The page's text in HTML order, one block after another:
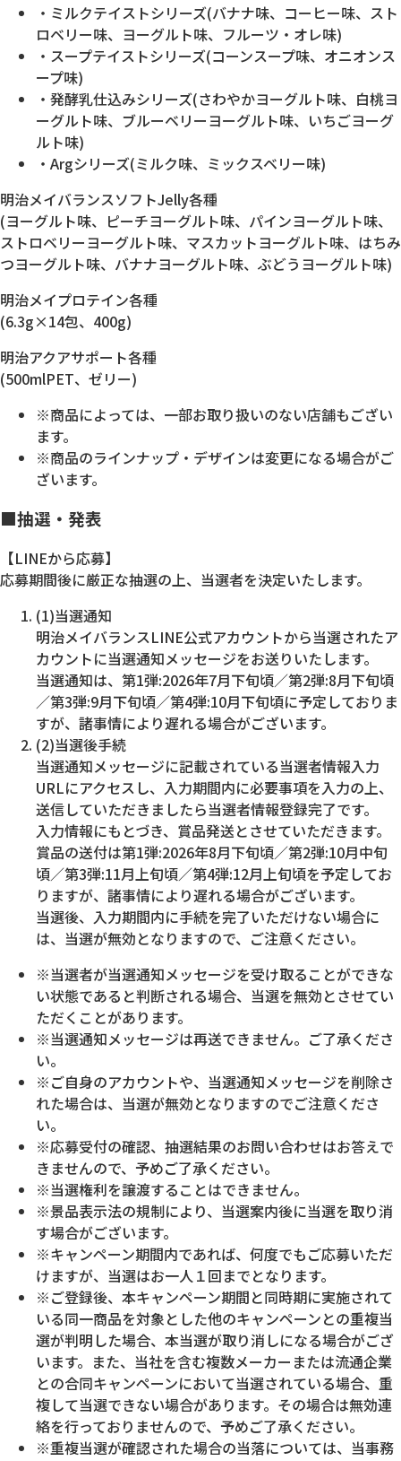
・ミルクテイストシリーズ(バナナ味、コーヒー味、スト
ロベリー味、ヨーグルト味、フルーツ・オレ味)
・スープテイストシリーズ(コーンスープ味、オニオンス
ープ味)
・発酵乳仕込みシリーズ(さわやかヨーグルト味、白桃ヨ
ーグルト味、ブルーベリーヨーグルト味、いちごヨーグ
ルト味)
・Argシリーズ(ミルク味、ミックスベリー味)
明治メイバランスソフトJelly各種
(ヨーグルト味、ピーチヨーグルト味、パインヨーグルト味、
ストロベリーヨーグルト味、マスカットヨーグルト味、はちみ
つヨーグルト味、バナナヨーグルト味、ぶどうヨーグルト味)
明治メイプロテイン各種
(6.3g×14包、400g)
明治アクアサポート各種
(500mlPET、ゼリー)
※商品によっては、一部お取り扱いのない店舗もござい
ます。
※商品のラインナップ・デザインは変更になる場合がご
ざいます。
■抽選・発表
【LINEから応募】
応募期間後に厳正な抽選の上、当選者を決定いたします。
(1)当選通知
明治メイバランスLINE公式アカウントから当選されたア
カウントに当選通知メッセージをお送りいたします。
当選通知は、第1弾:2026年7月下旬頃／第2弾:8月下旬頃
／第3弾:9月下旬頃／第4弾:10月下旬頃に予定しておりま
すが、諸事情により遅れる場合がございます。
(2)当選後手続
当選通知メッセージに記載されている当選者情報入力
URLにアクセスし、入力期間内に必要事項を入力の上、
送信していただきましたら当選者情報登録完了です。
入力情報にもとづき、賞品発送とさせていただきます。
賞品の送付は第1弾:2026年8月下旬頃／第2弾:10月中旬
頃／第3弾:11月上旬頃／第4弾:12月上旬頃を予定してお
りますが、諸事情により遅れる場合がございます。
当選後、入力期間内に手続を完了いただけない場合に
は、当選が無効となりますので、ご注意ください。
※当選者が当選通知メッセージを受け取ることができな
い状態であると判断される場合、当選を無効とさせてい
ただくことがあります。
※当選通知メッセージは再送できません。ご了承くださ
い。
※ご自身のアカウントや、当選通知メッセージを削除さ
れた場合は、当選が無効となりますのでご注意くださ
い。
※応募受付の確認、抽選結果のお問い合わせはお答えで
きませんので、予めご了承ください。
※当選権利を譲渡することはできません。
※景品表示法の規制により、当選案内後に当選を取り消
す場合がございます。
※キャンペーン期間内であれば、何度でもご応募いただ
けますが、当選はお一人１回までとなります。
※ご登録後、本キャンペーン期間と同時期に実施されて
いる同一商品を対象とした他のキャンペーンとの重複当
選が判明した場合、本当選が取り消しになる場合がござ
います。また、当社を含む複数メーカーまたは流通企業
との合同キャンペーンにおいて当選されている場合、重
複して当選できない場合があります。その場合は無効連
絡を行っておりませんので、予めご了承ください。
※重複当選が確認された場合の当落については、当事務